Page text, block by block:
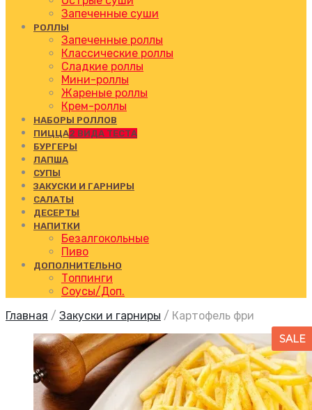
Запеченные суши
РОЛЛЫ
Запеченные роллы
Классические роллы
Сладкие роллы
Мини-роллы
Жареные роллы
Крем-роллы
НАБОРЫ РОЛЛОВ
ПИЦЦА2 ВИДА ТЕСТА
БУРГЕРЫ
ЛАПША
СУПЫ
ЗАКУСКИ И ГАРНИРЫ
САЛАТЫ
ДЕСЕРТЫ
НАПИТКИ
Безалгокольные
Пиво
ДОПОЛНИТЕЛЬНО
Топпинги
Соусы/Доп.
Главная / Закуски и гарниры / Картофель фри
SALE